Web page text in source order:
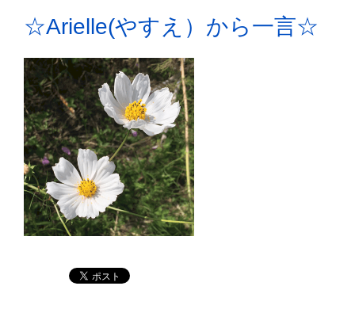
☆Arielle(やすえ）から一言☆